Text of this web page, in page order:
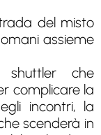
del misto
assieme
che
complicare la
incontri, la
scenderà in